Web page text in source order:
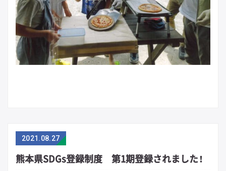
2021 . 08.27
熊本県SDGs登録制度 第1期登録されました！